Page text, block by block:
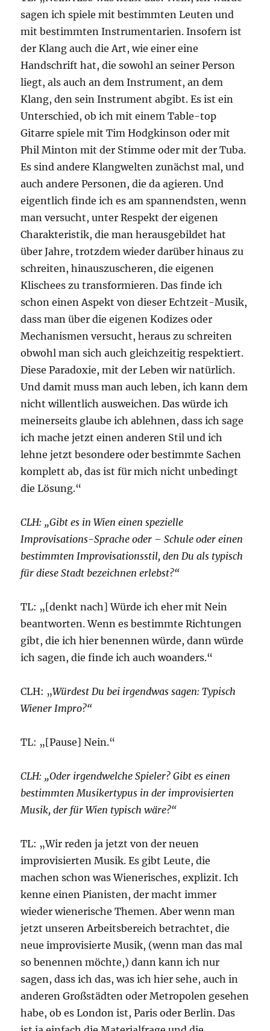
sagen ich spiele mit bestimmten Leuten und
mit bestimmten Instrumentarien. Insofern ist
der Klang auch die Art, wie einer eine
Handschrift hat, die sowohl an seiner Person
liegt, als auch an dem Instrument, an dem
Klang, den sein Instrument abgibt. Es ist ein
Unterschied, ob ich mit einem Table-top
Gitarre spiele mit Tim Hodgkinson oder mit
Phil Minton mit der Stimme oder mit der Tuba.
Es sind andere Klangwelten zunächst mal, und
auch andere Personen, die da agieren. Und
eigentlich finde ich es am spannendsten, wenn
man versucht, unter Respekt der eigenen
Charakteristik, die man herausgebildet hat
über Jahre, trotzdem wieder darüber hinaus zu
schreiten, hinauszuscheren, die eigenen
Klischees zu transformieren. Das finde ich
schon einen Aspekt von dieser Echtzeit-Musik,
dass man über die eigenen Kodizes oder
Mechanismen versucht, heraus zu schreiten
obwohl man sich auch gleichzeitig respektiert.
Diese Paradoxie, mit der Leben wir natürlich.
Und damit muss man auch leben, ich kann dem
nicht willentlich ausweichen. Das würde ich
meinerseits glaube ich ablehnen, dass ich sage
ich mache jetzt einen anderen Stil und ich
lehne jetzt besondere oder bestimmte Sachen
komplett ab, das ist für mich nicht unbedingt
die Lösung.“
CLH: „Gibt es in Wien einen spezielle
Improvisations-Sprache oder – Schule oder einen
bestimmten Improvisationsstil, den Du als typisch
für diese Stadt bezeichnen erlebst?“
TL: „[denkt nach] Würde ich eher mit Nein
beantworten. Wenn es bestimmte Richtungen
gibt, die ich hier benennen würde, dann würde
ich sagen, die finde ich auch woanders.“
CLH: „Würdest Du bei irgendwas sagen: Typisch
Wiener Impro?“
TL: „[Pause] Nein.“
CLH: „Oder irgendwelche Spieler? Gibt es einen
bestimmten Musikertypus in der improvisierten
Musik, der für Wien typisch wäre?“
TL: „Wir reden ja jetzt von der neuen
improvisierten Musik. Es gibt Leute, die
machen schon was Wienerisches, explizit. Ich
kenne einen Pianisten, der macht immer
wieder wienerische Themen. Aber wenn man
jetzt unseren Arbeitsbereich betrachtet, die
neue improvisierte Musik, (wenn man das mal
so benennen möchte,) dann kann ich nur
sagen, dass ich das, was ich hier sehe, auch in
anderen Großstädten oder Metropolen gesehen
habe, ob es London ist, Paris oder Berlin. Das